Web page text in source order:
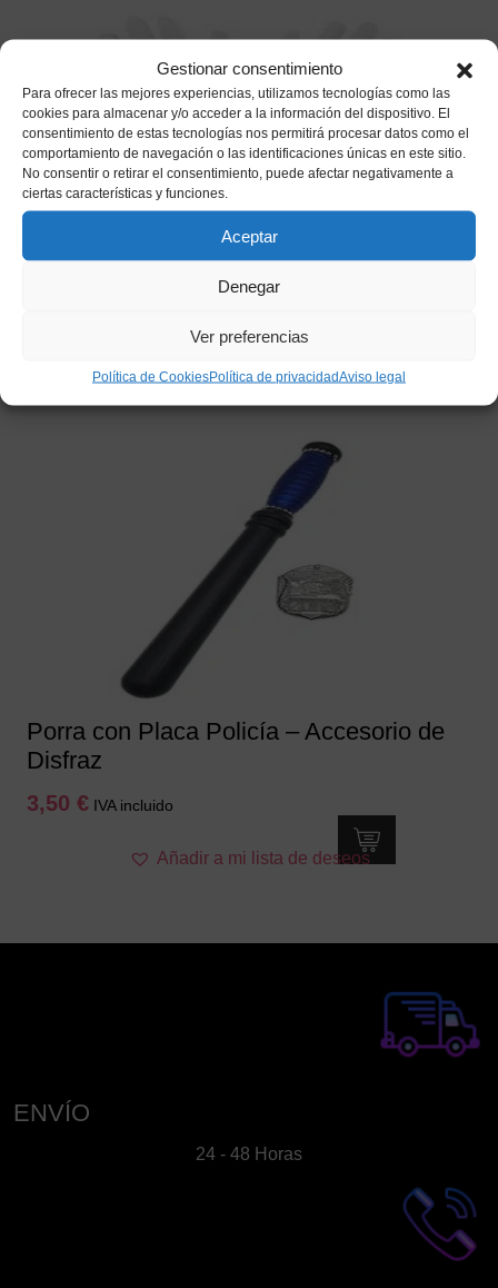
Gestionar consentimiento
Para ofrecer las mejores experiencias, utilizamos tecnologías como las
cookies para almacenar y/o acceder a la información del dispositivo. El
consentimiento de estas tecnologías nos permitirá procesar datos como el
comportamiento de navegación o las identificaciones únicas en este sitio.
No consentir o retirar el consentimiento, puede afectar negativamente a
ciertas características y funciones.
Aceptar
Denegar
Ver preferencias
Política de CookiesPolítica de privacidadAviso legal
Guantes Blancos Cortos Adulto
Porra con Placa Policía – Accesorio de
Disfraz
3,50 € IVA incluido
Añadir a mi lista de deseos
ENVÍO
24 - 48 Horas